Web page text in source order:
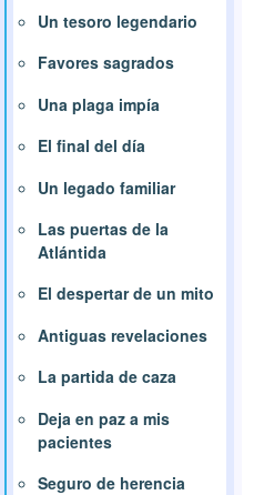
Un tesoro legendario
Favores sagrados
Una plaga impía
El final del día
Un legado familiar
Las puertas de la
Atlántida
El despertar de un mito
Antiguas revelaciones
La partida de caza
Deja en paz a mis
pacientes
Seguro de herencia